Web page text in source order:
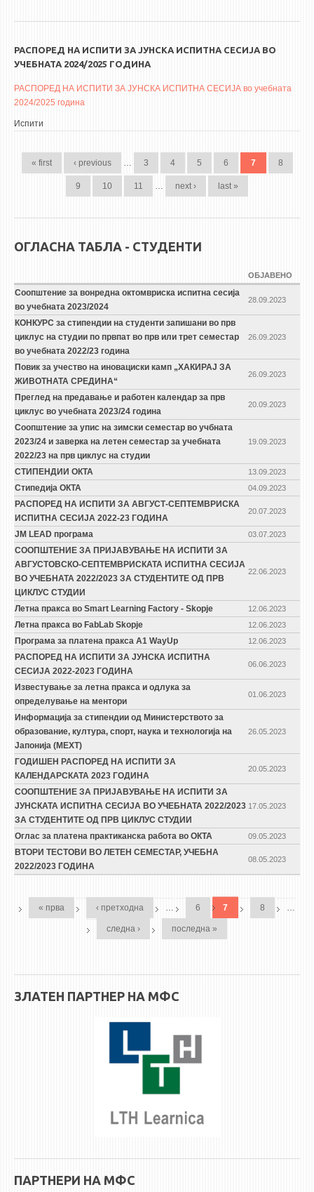
РАСПОРЕД НА ИСПИТИ ЗА ЈУНСКА ИСПИТНА СЕСИЈА ВО
УЧЕБНАТА 2024/2025 ГОДИНА
РАСПОРЕД НА ИСПИТИ ЗА ЈУНСКА ИСПИТНА СЕСИЈА во учебната
2024/2025 година
Испити
« first ‹ previous 3 4 5 6 7 8
9 10 11 next › last »
ОГЛАСНА ТАБЛА - СТУДЕНТИ
ОБЈАВЕНО
Соопштение за вонредна октомвриска испитна сесија
во учебната 2023/2024
28.09.2023
КОНКУРС за стипендии на студенти запишани во прв
циклус на студии по првпат во прв или трет семестар
во учебната 2022/23 година
26.09.2023
Повик за учество на иновациски камп „ХАКИРАЈ ЗА
ЖИВОТНАТА СРЕДИНА“
26.09.2023
Преглед на предавање и работен календар за прв
циклус во учебната 2023/24 година
20.09.2023
Соопштение за упис на зимски семестар во учбната
2023/24 и заверка на летен семестар за учебната
2022/23 на прв циклус на студии
19.09.2023
СТИПЕНДИИ ОКТА 13.09.2023
Стипедија ОКТА 04.09.2023
РАСПОРЕД НА ИСПИТИ ЗА АВГУСТ-СЕПТЕМВРИСКА
ИСПИТНА СЕСИЈА 2022-23 ГОДИНА
20.07.2023
ЈМ LEAD програма 03.07.2023
СООПШТЕНИЕ ЗА ПРИЈАВУВАЊЕ НА ИСПИТИ ЗА
АВГУСТОВСКО-СЕПТЕМВРИСКАТА ИСПИТНА СЕСИЈА
ВО УЧЕБНАТА 2022/2023 ЗА СТУДЕНТИТЕ ОД ПРВ
ЦИКЛУС СТУДИИ
22.06.2023
Летна пракса во Smart Learning Factory - Skopje 12.06.2023
Летна пракса во FabLab Skopje 12.06.2023
Програма за платена пракса A1 WayUp 12.06.2023
РАСПОРЕД НА ИСПИТИ ЗА ЈУНСКА ИСПИТНА
СЕСИЈА 2022-2023 ГОДИНА
06.06.2023
Известување за летна пракса и одлука за
определување на ментори
01.06.2023
Информација за стипендии од Министерството за
образование, култура, спорт, наука и технологија на
Јапонија (MEXT)
26.05.2023
ГОДИШЕН РАСПОРЕД НА ИСПИТИ ЗА
КАЛЕНДАРСКАТА 2023 ГОДИНА
20.05.2023
СООПШТЕНИЕ ЗА ПРИЈАВУВАЊЕ НА ИСПИТИ ЗА
ЈУНСКАТА ИСПИТНА СЕСИЈА ВО УЧЕБНАТА 2022/2023
ЗА СТУДЕНТИТЕ ОД ПРВ ЦИКЛУС СТУДИИ
17.05.2023
Оглас за платена практиканска работа во ОКТА 09.05.2023
ВТОРИ ТЕСТОВИ ВО ЛЕТЕН СЕМЕСТАР, УЧЕБНА
2022/2023 ГОДИНА
08.05.2023
« прва ‹ претходна 6 7 8
следна › последна »
ЗЛАТЕН ПАРТНЕР НА МФС
ПАРТНЕРИ НА МФС